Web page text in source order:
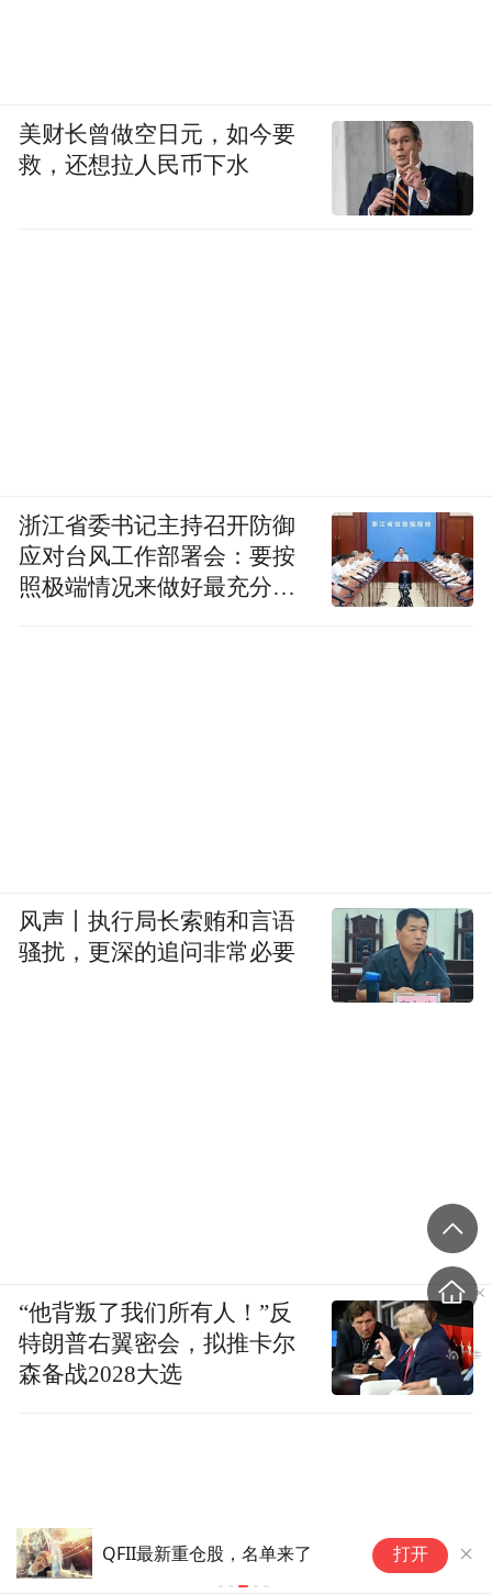
QFII最新重仓股，名单来了 打开
美财长曾做空日元，如今要
救，还想拉人民币下水
浙江省委书记主持召开防御
应对台风工作部署会：要按
照极端情况来做好最充分的
风声丨执行局长索贿和言语
骚扰，更深的追问非常必要
“他背叛了我们所有人！”反
特朗普右翼密会，拟推卡尔
森备战2028大选